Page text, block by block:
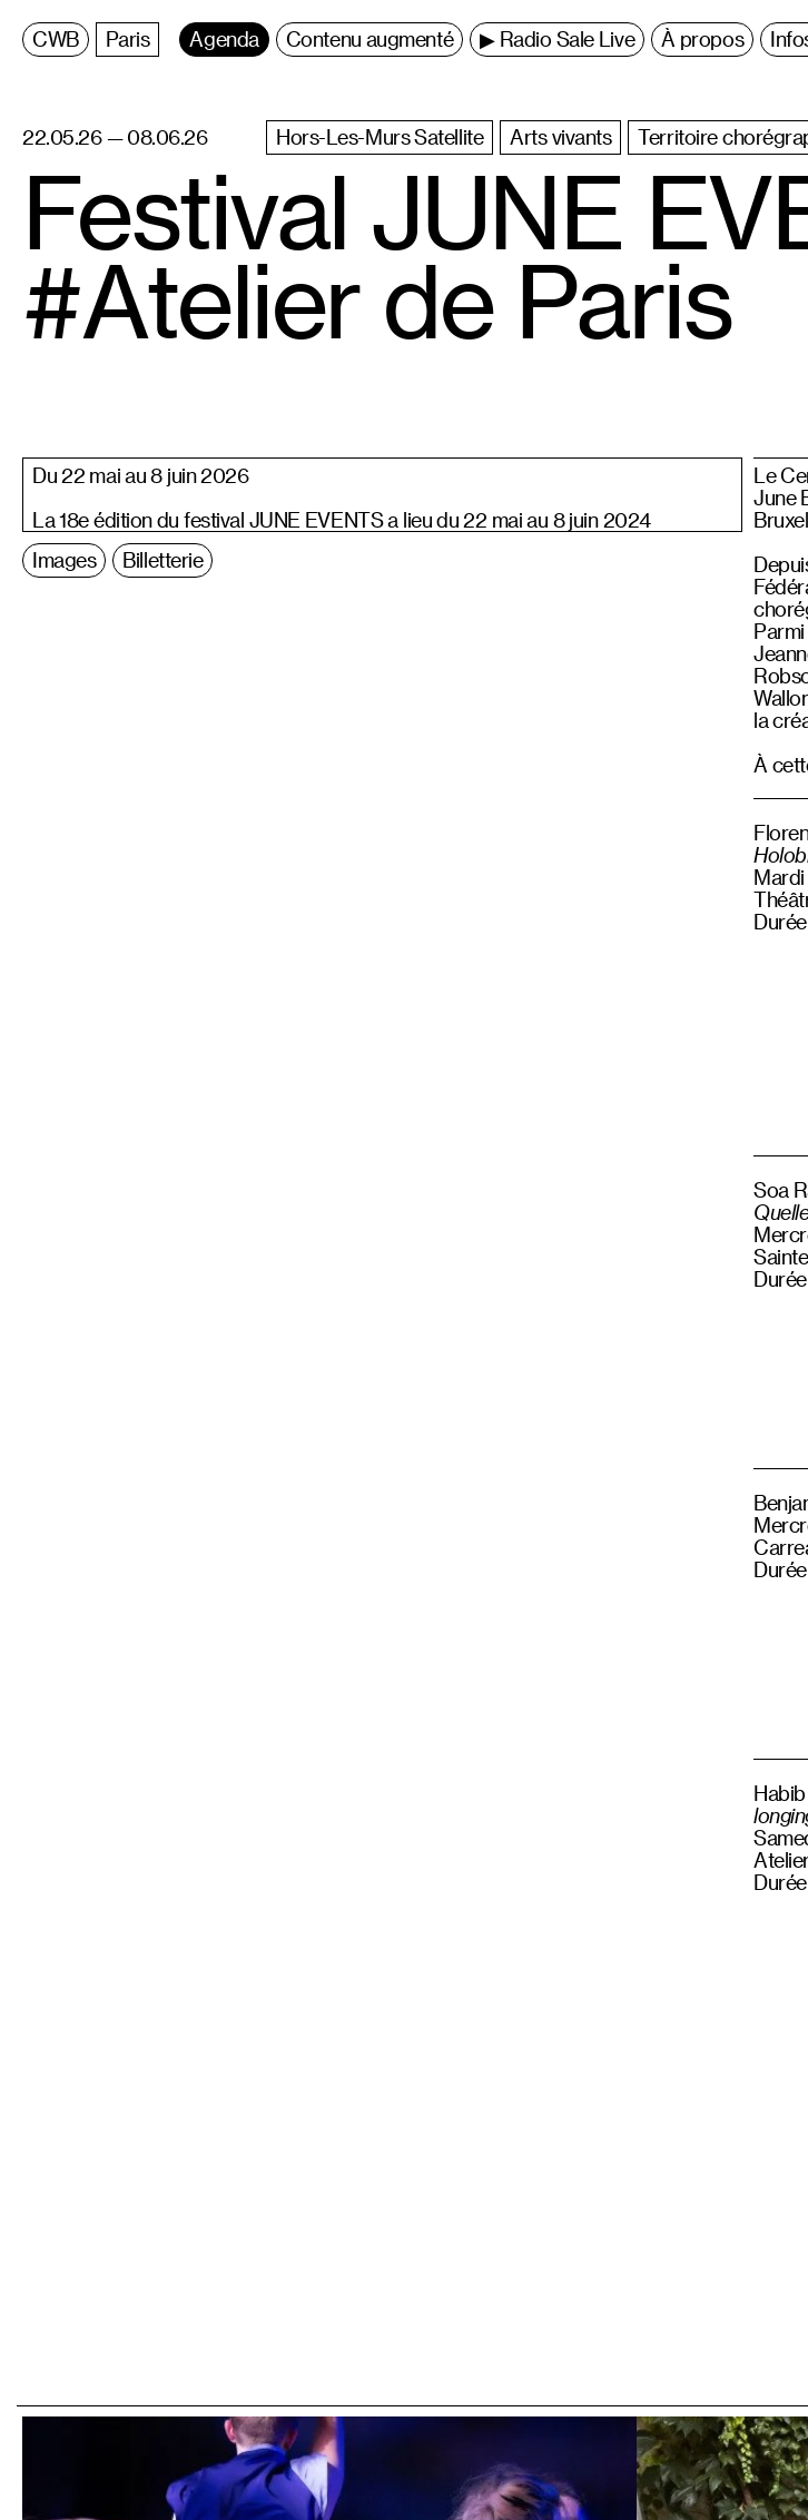
Centre
Wallonie
Bruxelles
Paris Agenda Contenu augmenté ▶ Radio Sale Live À propos
22.05.26 — 08.06.26 Hors-Les-Murs Satellite Arts vivants Territoire
Festival JUNE
#Atelier de Paris
Du 22 mai au 8 juin 2026
La 18e édition du festival JUNE EVENTS a lieu du 22 mai au 8 juin 2024
Images
Billetterie
Le
June
la
À
Durée
Soa
Durée